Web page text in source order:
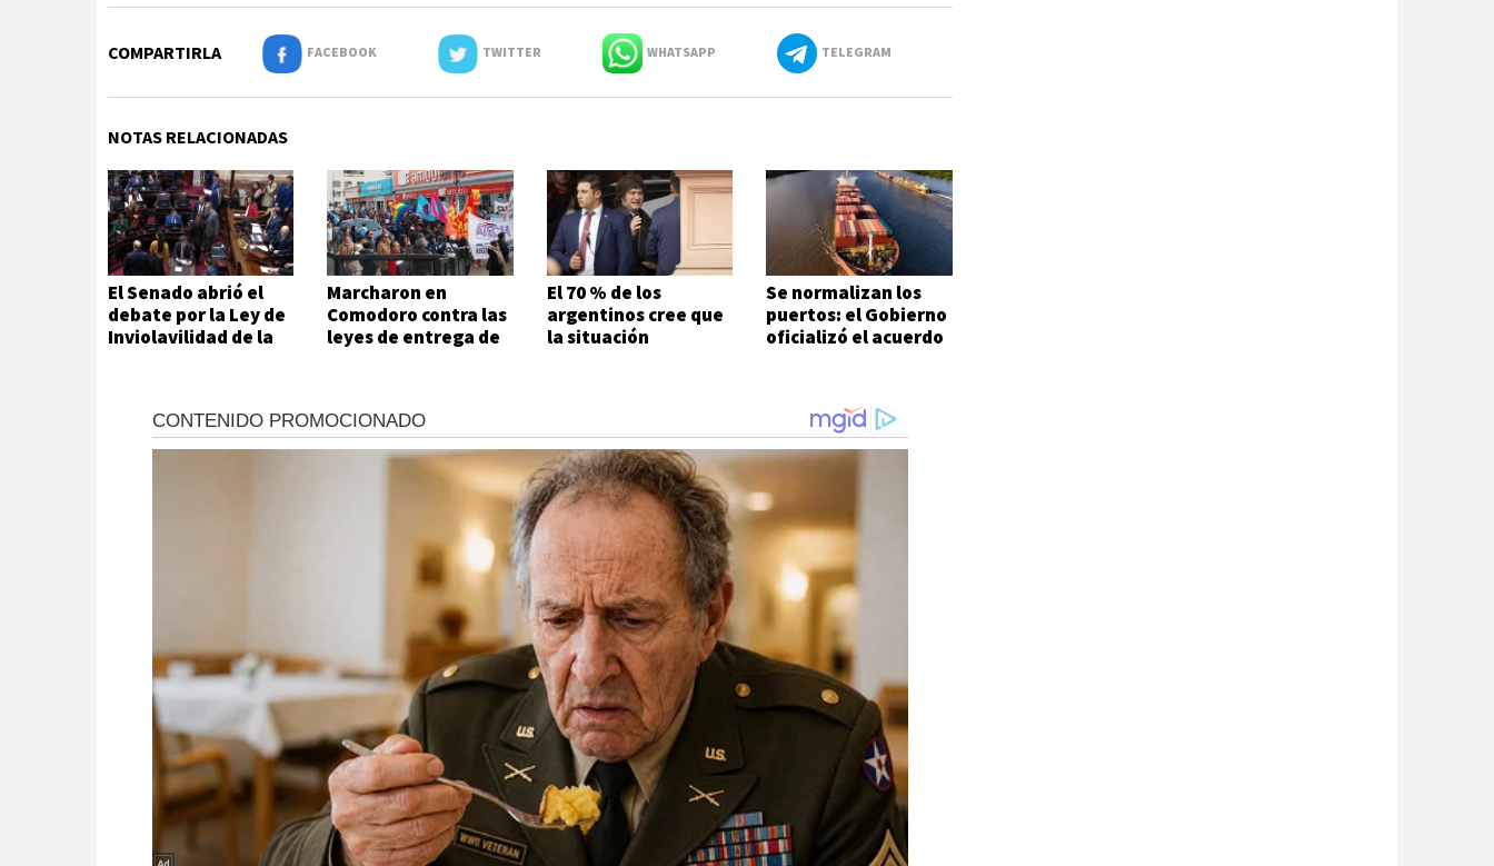
COMPARTIRLA FACEBOOK TWITTER WHATSAPP TELEGRAM
NOTAS RELACIONADAS
El Senado abrió el
debate por la Ley de
Inviolavilidad de la
Marcharon en
Comodoro contra las
leyes de entrega de
El 70 % de los
argentinos cree que
la situación
Se normalizan los
puertos: el Gobierno
oficializó el acuerdo